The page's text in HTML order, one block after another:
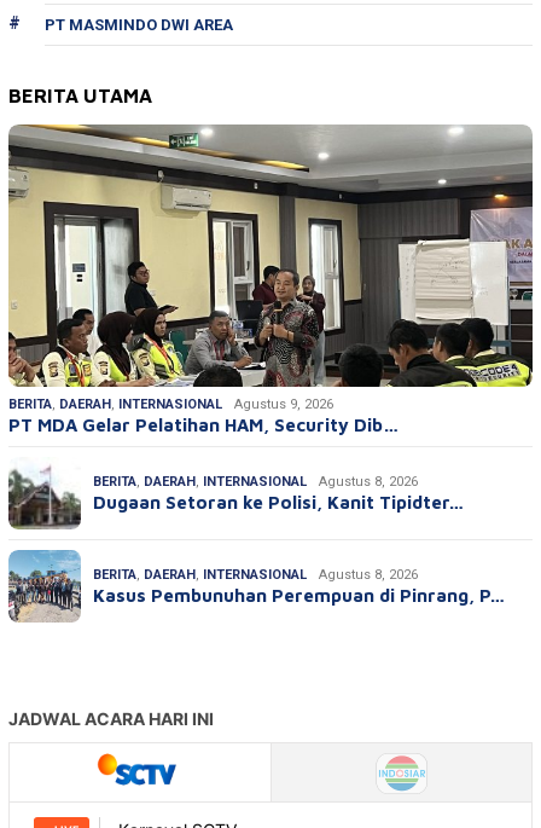
PT MASMINDO DWI AREA
BERITA UTAMA
BERITA, DAERAH, INTERNASIONAL Agustus 9, 2026
PT MDA Gelar Pelatihan HAM, Security Dib…
BERITA, DAERAH, INTERNASIONAL Agustus 8, 2026
Dugaan Setoran ke Polisi, Kanit Tipidter…
BERITA, DAERAH, INTERNASIONAL Agustus 8, 2026
Kasus Pembunuhan Perempuan di Pinrang, P…